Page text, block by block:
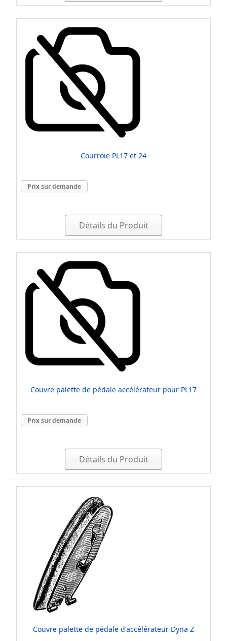
Courroie PL17 et 24
Prix sur demande
Détails du Produit
Couvre palette de pédale accélérateur pour PL17
Prix sur demande
Détails du Produit
Couvre palette de pédale d'accélérateur Dyna Z